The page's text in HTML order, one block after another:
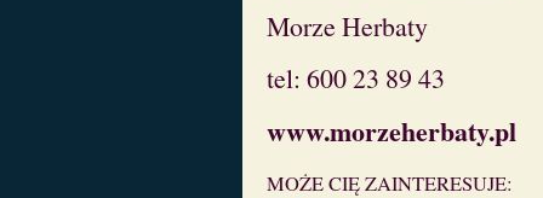
Morze Herbaty
tel: 600 23 89 43
www.morzeherbaty.pl
MOŻE CIĘ ZAINTERESUJE: